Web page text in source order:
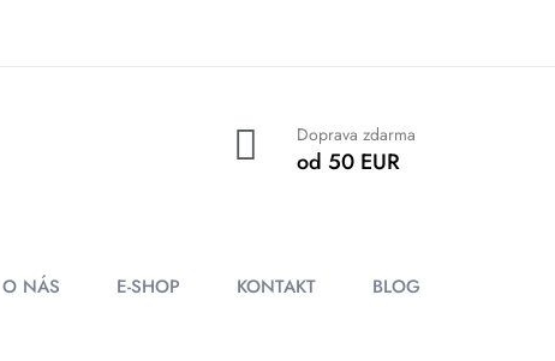
Doprava zdarma
od 50 EUR
O NÁS E-SHOP KONTAKT BLOG